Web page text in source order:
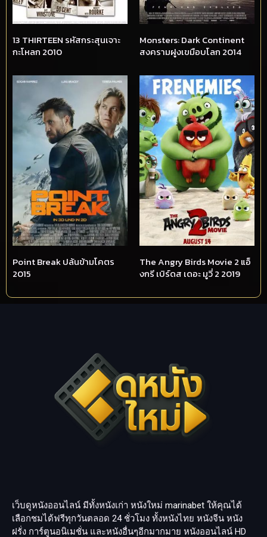
13 THIRTEEN รหัสกระสุนเจาะ
กะโหลก 2010
Monsters: Dark Continent
สงครามฝูงเขมือบโลก 2014
Point Break ปล้นข้ามโคตร
2015
The Angry Birds Movie 2 แอ็
งกรี เบิร์ดส เดอะ มูวี่ 2 2019
เว็บดูหนังออนไลน์ มีทั้งหนังเก่า หนังใหม่ marinabet ให้คุณได้
เลือกชมได้ฟรีทุกวันตลอด 24 ชั่วโมง ทั้งหนังไทย หนังจีน หนัง
ฝรั่ง การ์ตูนอนิเมชั่น และหนังอื่นๆอีกมากมาย หนังออนไลน์ HD